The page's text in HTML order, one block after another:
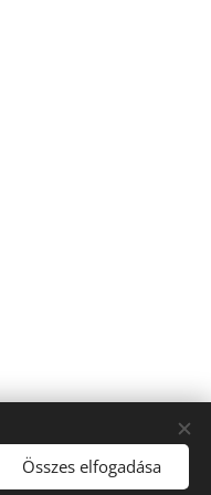
Összes elfogadása